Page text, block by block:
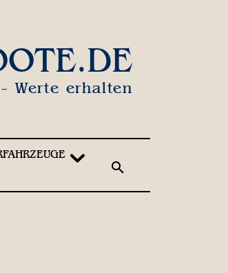
Werte erhalten